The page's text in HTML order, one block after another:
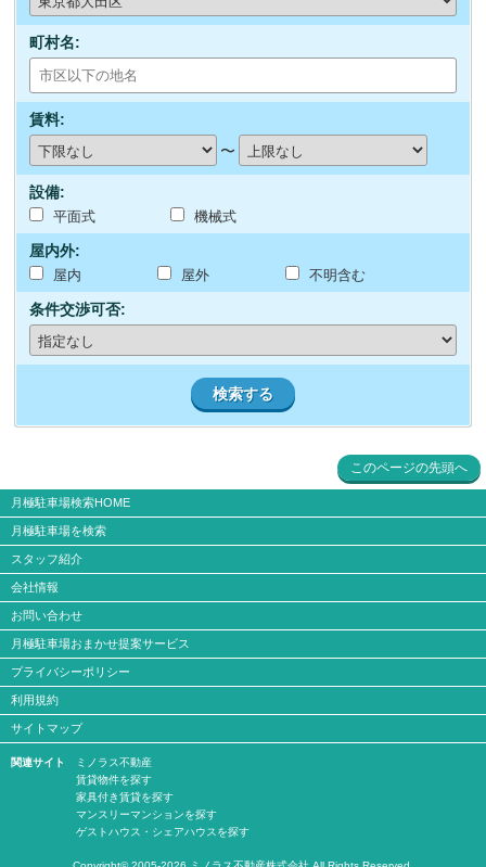
町村名:
賃料:
〜
設備:
平面式 機械式
屋内外:
屋内 屋外 不明含む
条件交渉可否:
検索する
このページの先頭へ
月極駐車場検索HOME
月極駐車場を検索
スタッフ紹介
会社情報
お問い合わせ
月極駐車場おまかせ提案サービス
プライバシーポリシー
利用規約
サイトマップ
関連サイト
ミノラス不動産
賃貸物件を探す
家具付き賃貸を探す
マンスリーマンションを探す
ゲストハウス・シェアハウスを探す